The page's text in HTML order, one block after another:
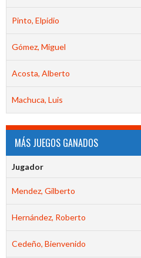
Pinto, Elpidio
Gómez, Miguel
Acosta, Alberto
Machuca, Luis
MÁS JUEGOS GANADOS
Jugador
Mendez, Gilberto
Hernández, Roberto
Cedeño, Bienvenido